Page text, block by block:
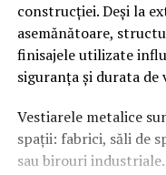
construcției. Deși la
asemănătoare,
finisajele utilizate
siguranța și durata de
Vestiarele metalice
spații: fabrici, săli de
sau birouri